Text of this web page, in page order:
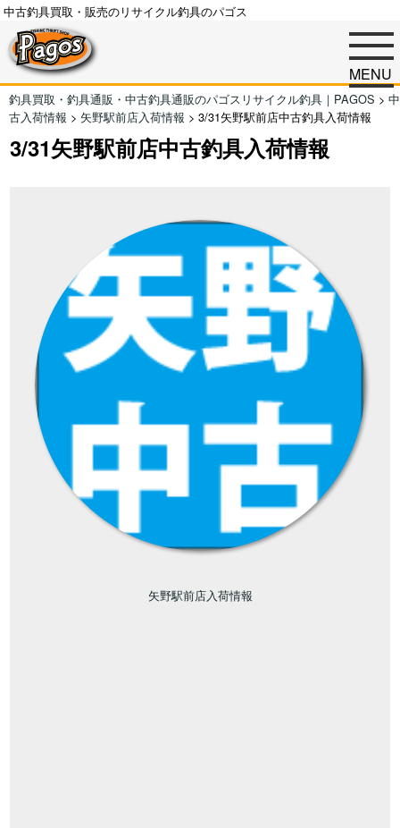
中古釣具買取・販売のリサイクル釣具のパゴス
MENU
釣具買取・釣具通販・中古釣具通販のパゴスリサイクル釣具｜PAGOS > 中
古入荷情報 > 矢野駅前店入荷情報 > 3/31矢野駅前店中古釣具入荷情報
3/31矢野駅前店中古釣具入荷情報
矢野駅前店入荷情報